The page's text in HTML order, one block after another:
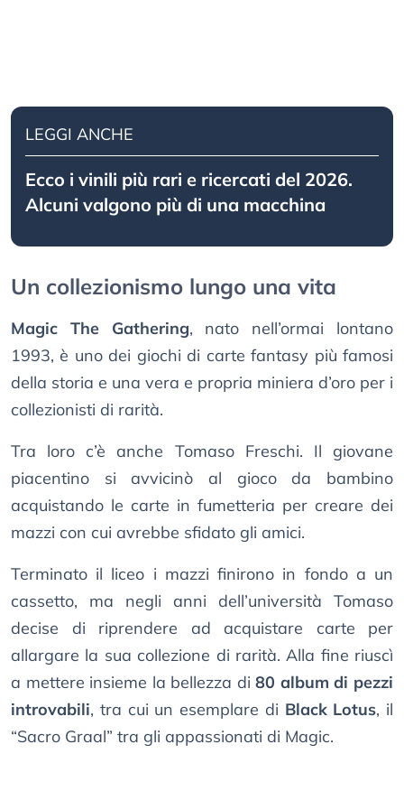
LEGGI ANCHE
Ecco i vinili più rari e ricercati del 2026.
Alcuni valgono più di una macchina
Un collezionismo lungo una vita
Magic The Gathering, nato nell’ormai lontano
1993, è uno dei giochi di carte fantasy più famosi
della storia e una vera e propria miniera d’oro per i
collezionisti di rarità.
Tra loro c’è anche Tomaso Freschi. Il giovane
piacentino si avvicinò al gioco da bambino
acquistando le carte in fumetteria per creare dei
mazzi con cui avrebbe sfidato gli amici.
Terminato il liceo i mazzi finirono in fondo a un
cassetto, ma negli anni dell’università Tomaso
decise di riprendere ad acquistare carte per
allargare la sua collezione di rarità. Alla fine riuscì
a mettere insieme la bellezza di80 album di pezzi
introvabili, tra cui un esemplare di Black Lotus, il
“Sacro Graal” tra gli appassionati di Magic.